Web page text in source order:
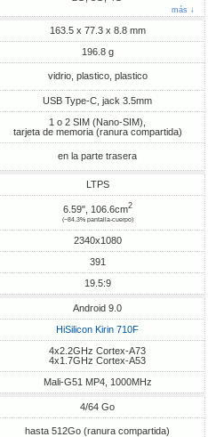
más ↓
163.5 x 77.3 x 8.8 mm
196.8 g
vidrio, plastico, plastico
USB Type-C, jack 3.5mm
1 o 2 SIM (Nano-SIM),
tarjeta de memoria (ranura compartida)
en la parte trasera
LTPS
6.59", 106.6cm2
(~84.3% pantalla-cuerpo)
2340x1080
391
19.5:9
Android 9.0
HiSilicon Kirin 710F
4x2.2GHz Cortex-A73
4x1.7GHz Cortex-A53
Mali-G51 MP4, 1000MHz
4/64 Go
hasta 512Go (ranura compartida)